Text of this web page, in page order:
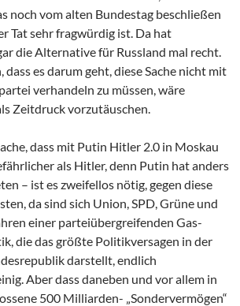
noch vom alten Bundestag beschließen
Tat sehr fragwürdig ist. Da hat
die Alternative für Russland mal recht.
dass es darum geht, diese Sache nicht mit
verhandeln zu müssen, wäre
Zeitdruck vorzutäuschen.
dass mit Putin Hitler 2.0 in Moskau
als Hitler, denn Putin hat anders
– ist es zweifellos nötig, gegen diese
da sind sich Union, SPD, Grüne und
einer parteiübergreifenden Gas-
die das größte Politikversagen in der
darstellt, endlich
Aber dass daneben und vor allem in
500 Milliarden- „Sondervermögen“